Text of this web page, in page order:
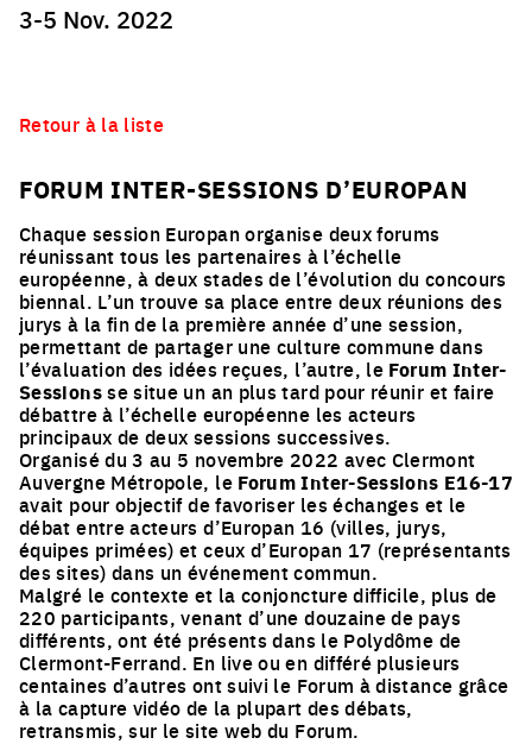
3-5 Nov. 2022
Retour à la liste
FORUM INTER-SESSIONS D’EUROPAN
Chaque session Europan organise deux forums
réunissant tous les partenaires à l’échelle
européenne, à deux stades de l’évolution du concours
biennal. L’un trouve sa place entre deux réunions des
jurys à la fin de la première année d’une session,
permettant de partager une culture commune dans
l’évaluation des idées reçues, l’autre, le Forum Inter-
Sessionsse situe un an plus tard pour réunir et faire
débattre à l’échelle européenne les acteurs
principaux de deux sessions successives.
Organisé du 3 au 5 novembre 2022 avec Clermont
Auvergne Métropole, le Forum Inter-Sessions E16-17
avait pour objectif de favoriser les échanges et le
débat entre acteurs d’Europan 16 (villes, jurys,
équipes primées) et ceux d’Europan 17 (représentants
des sites) dans un événement commun.
Malgré le contexte et la conjoncture difficile, plus de
220 participants, venant d’une douzaine de pays
différents, ont été présents dans le Polydôme de
Clermont-Ferrand. En live ou en différé plusieurs
centaines d’autres ont suivi le Forum à distance grâce
à la capture vidéo de la plupart des débats,
retransmis, sur le site web du Forum.